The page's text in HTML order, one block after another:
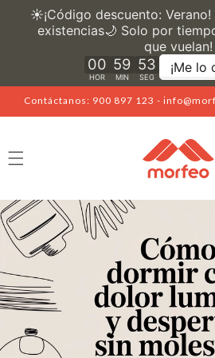
directamente
al contenido
Contáctanos: 900 897 123 -